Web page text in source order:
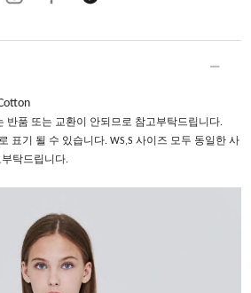
반품 또는 교환이 안되므로 참고부탁드립니다.
표기 될 수 있습니다. WS,S 사이즈 모두 동일한 사
탁드립니다.